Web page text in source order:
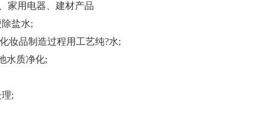
用电器、建材产品
盐水;
品制造过程用工艺纯?水;
水质净化;
;